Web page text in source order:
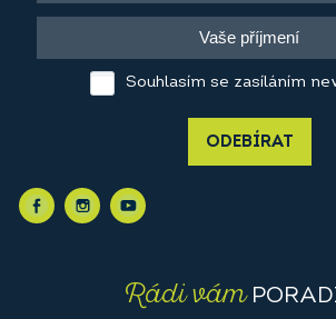
Souhlasím se zasíláním
ODEBÍRAT
Rádi vám